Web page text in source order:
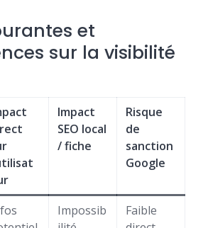
et
sur la visibilité
Impact
SEO local
/ fiche
Risque
de
sanction
Google
Impossib
Faible